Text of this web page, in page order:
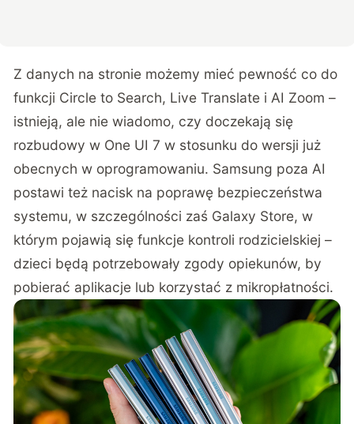
Z danych na stronie możemy mieć pewność co do
funkcji Circle to Search, Live Translate i AI Zoom –
istnieją, ale nie wiadomo, czy doczekają się
rozbudowy w One UI 7 w stosunku do wersji już
obecnych w oprogramowaniu. Samsung poza AI
postawi też nacisk na poprawę bezpieczeństwa
systemu, w szczególności zaś Galaxy Store, w
którym pojawią się funkcje kontroli rodzicielskiej –
dzieci będą potrzebowały zgody opiekunów, by
pobierać aplikacje lub korzystać z mikropłatności.